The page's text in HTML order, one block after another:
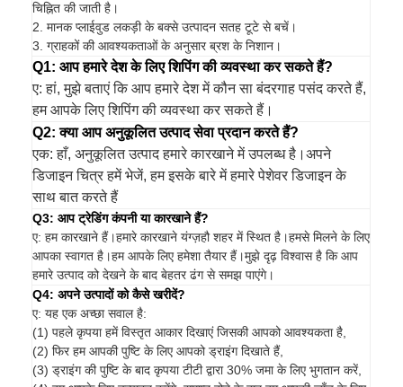
चिह्नित की जाती है।
2. मानक प्लाईवुड लकड़ी के बक्से उत्पादन सतह टूटे से बचें।
3. ग्राहकों की आवश्यकताओं के अनुसार ब्रश के निशान।
Q1: आप हमारे देश के लिए शिपिंग की व्यवस्था कर सकते हैं?
ए: हां, मुझे बताएं कि आप हमारे देश में कौन सा बंदरगाह पसंद करते हैं,
हम आपके लिए शिपिंग की व्यवस्था कर सकते हैं।
Q2: क्या आप अनुकूलित उत्पाद सेवा प्रदान करते हैं?
एक: हाँ, अनुकूलित उत्पाद हमारे कारखाने में उपलब्ध है।अपने
डिजाइन चित्र हमें भेजें, हम इसके बारे में हमारे पेशेवर डिजाइन के
साथ बात करते हैं
Q3: आप ट्रेडिंग कंपनी या कारखाने हैं?
ए: हम कारखाने हैं।हमारे कारखाने यंग्ज़हौ शहर में स्थित है।हमसे मिलने के लिए
आपका स्वागत है।हम आपके लिए हमेशा तैयार हैं।मुझे दृढ़ विश्वास है कि आप
हमारे उत्पाद को देखने के बाद बेहतर ढंग से समझ पाएंगे।
Q4: अपने उत्पादों को कैसे खरीदें?
ए: यह एक अच्छा सवाल है:
(1) पहले कृपया हमें विस्तृत आकार दिखाएं जिसकी आपको आवश्यकता है,
(2) फिर हम आपकी पुष्टि के लिए आपको ड्राइंग दिखाते हैं,
(3) ड्राइंग की पुष्टि के बाद कृपया टीटी द्वारा 30% जमा के लिए भुगतान करें,